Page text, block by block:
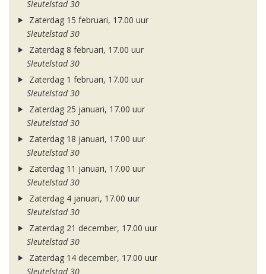
Sleutelstad 30
Zaterdag 15 februari, 17.00 uur
Sleutelstad 30
Zaterdag 8 februari, 17.00 uur
Sleutelstad 30
Zaterdag 1 februari, 17.00 uur
Sleutelstad 30
Zaterdag 25 januari, 17.00 uur
Sleutelstad 30
Zaterdag 18 januari, 17.00 uur
Sleutelstad 30
Zaterdag 11 januari, 17.00 uur
Sleutelstad 30
Zaterdag 4 januari, 17.00 uur
Sleutelstad 30
Zaterdag 21 december, 17.00 uur
Sleutelstad 30
Zaterdag 14 december, 17.00 uur
Sleutelstad 30